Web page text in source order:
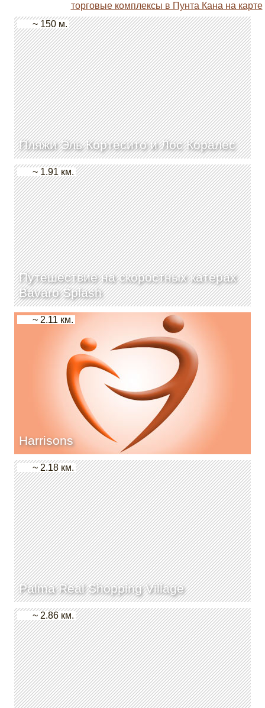
торговые комплексы в Пунта Кана на карте
Пляжи Эль Кортесито и Лос Коралес
~ 150 м.
Путешествие на скоростных катерах
Bavaro Splash
~ 1.91 км.
Harrisons
~ 2.11 км.
Palma Real Shopping Village
~ 2.18 км.
~ 2.86 км.